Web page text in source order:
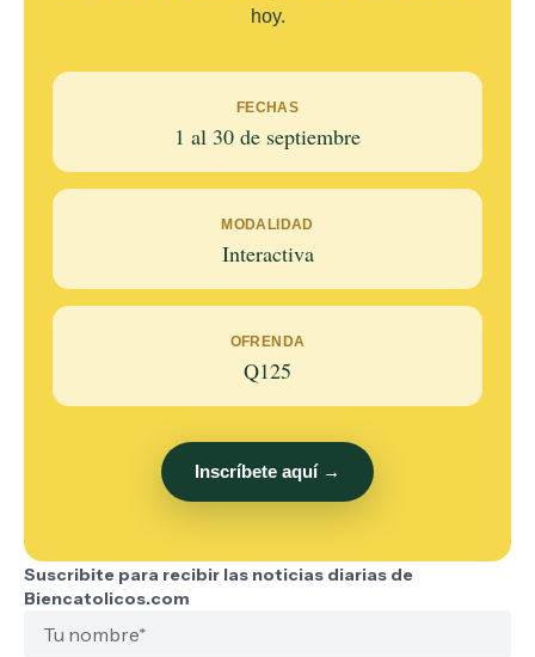
hoy.
FECHAS
1 al 30 de septiembre
MODALIDAD
Interactiva
OFRENDA
Q125
Inscríbete aquí →
Suscribite para recibir las noticias diarias de
Biencatolicos.com